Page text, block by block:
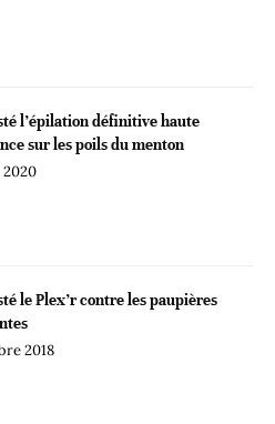
l’épilation définitive haute
sur les poils du menton
2020
le Plex’r contre les paupières
2018